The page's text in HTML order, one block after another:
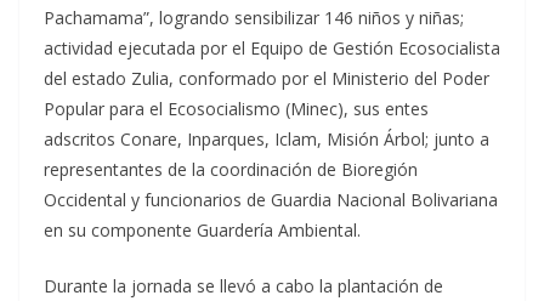
Pachamama”, logrando sensibilizar 146 niños y niñas;
actividad ejecutada por el Equipo de Gestión Ecosocialista
del estado Zulia, conformado por el Ministerio del Poder
Popular para el Ecosocialismo (Minec), sus entes
adscritos Conare, Inparques, Iclam, Misión Árbol; junto a
representantes de la coordinación de Bioregión
Occidental y funcionarios de Guardia Nacional Bolivariana
en su componente Guardería Ambiental.
Durante la jornada se llevó a cabo la plantación de